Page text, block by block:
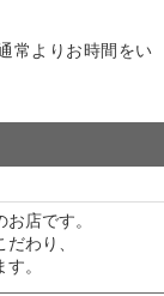
常よりお時間をい
店です。
わり、
。